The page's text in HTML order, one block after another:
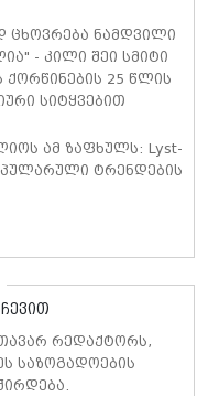
ცხოვრება ნამდვილი
- კილი შეი სმიტი
ქორწინების 25 წლის
სიტყვებით
ამ ზაფხულს: Lyst-
ტრენდების
რედაქტორს,
საზოგადოების